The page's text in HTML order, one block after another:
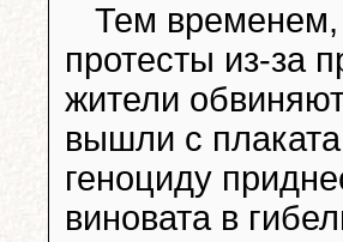
Тем временем,
протесты из-за
жители
вышли с
геноциду
виновата в